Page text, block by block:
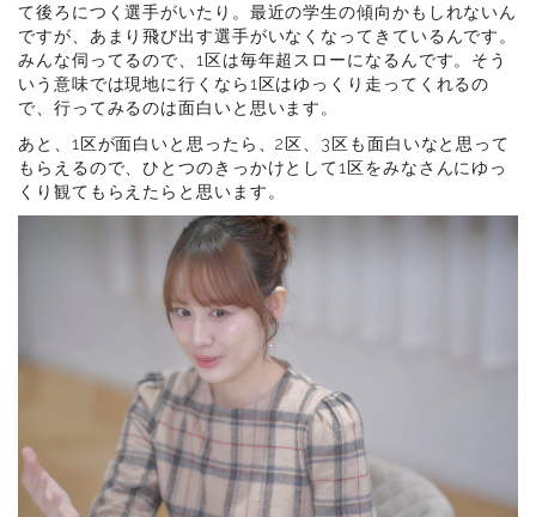
て後ろにつく選手がいたり。最近の学生の傾向かもしれないん
ですが、あまり飛び出す選手がいなくなってきているんです。
みんな伺ってるので、1区は毎年超スローになるんです。そう
いう意味では現地に行くなら1区はゆっくり走ってくれるの
で、行ってみるのは面白いと思います。
あと、1区が面白いと思ったら、2区、3区も面白いなと思って
もらえるので、ひとつのきっかけとして1区をみなさんにゆっ
くり観てもらえたらと思います。